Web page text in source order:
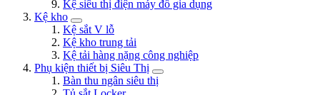
Kệ siêu thị điện máy đồ gia dụng
Kệ kho
Kệ sắt V lỗ
Kệ kho trung tải
Kệ tải hàng nặng công nghiệp
Phụ kiện thiết bị Siêu Thị
Bàn thu ngân siêu thị